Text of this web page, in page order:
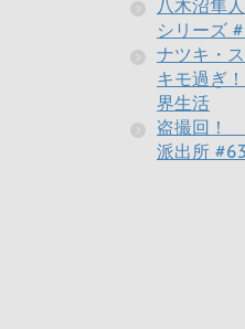
八木沼隼
シリーズ
ナツキ・
キモ過ぎ
界生活
盗撮回！
派出所